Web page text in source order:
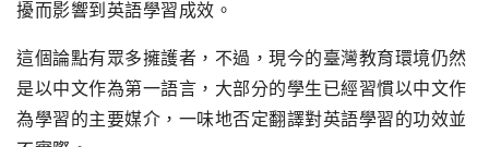
擾而影響到英語學習成效。
這個論點有眾多擁護者，不過，現今的臺灣教育環境仍然
是以中文作為第一語言，大部分的學生已經習慣以中文作
為學習的主要媒介，一味地否定翻譯對英語學習的功效並